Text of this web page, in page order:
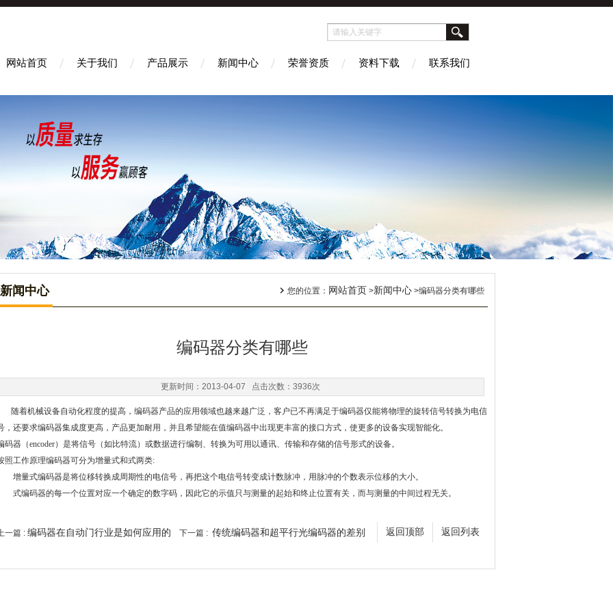
网站首页 关于我们 产品展示 新闻中心 荣誉资质 资料下载 联系我们
新闻中心 您的位置： 网站首页 >新闻中心 >编码器分类有哪些
编码器分类有哪些
更新时间：2013-04-07 点击次数：3936次
着机械设备自动化程度的提高，编码器产品的应用领域也越来越广泛，客户已不再满足于编码器仅能将物理的旋转信号转换为电信
，还要求编码器集成度更高，产品更加耐用，并且希望能在值编码器中出现更丰富的接口方式，使更多的设备实现智能化。
码器（encoder）是将信号（如比特流）或数据进行编制、转换为可用以通讯、传输和存储的信号形式的设备。
照工作原理编码器可分为增量式和式两类:
量式编码器是将位移转换成周期性的电信号，再把这个电信号转变成计数脉冲，用脉冲的个数表示位移的大小。
编码器的每一个位置对应一个确定的数字码，因此它的示值只与测量的起始和终止位置有关，而与测量的中间过程无关。
返回列表
返回顶部
一篇 : 编码器在自动门行业是如何应用的 下一篇 : 传统编码器和超平行光编码器的差别